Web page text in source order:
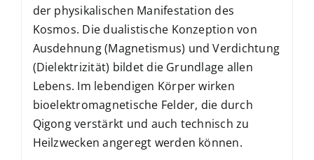
der physikalischen Manifestation des
Kosmos. Die dualistische Konzeption von
Ausdehnung (Magnetismus) und Verdichtung
(Dielektrizität) bildet die Grundlage allen
Lebens. Im lebendigen Körper wirken
bioelektromagnetische Felder, die durch
Qigong verstärkt und auch technisch zu
Heilzwecken angeregt werden können.